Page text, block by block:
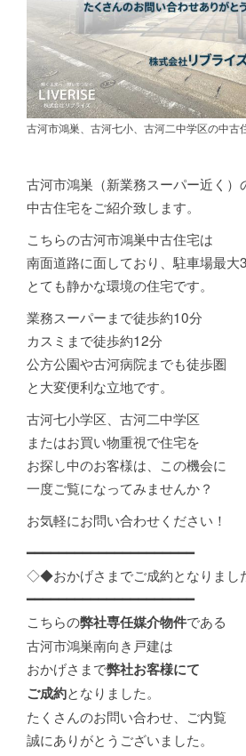
古河市鴻巣、古河七小、古河二中学区の中古
古河市鴻巣（新業務スーパー近く）
中古住宅をご紹介致します。
こちらの古河市鴻巣中古住宅は
南面道路に面しており、駐車場最大
とても静かな環境の住宅です。
業務スーパーまで徒歩約10分
カスミまで徒歩約12分
公方公園や古河病院までも徒歩圏
と大変便利な立地です。
古河七小学区、古河二中学区
またはお買い物重視で住宅を
お探し中のお客様は、この機会に
一度ご覧になってみませんか？
お気軽にお問い合わせください！
━━━━━━━━━━━━━━━━━━━━━
◇◆おかげさまでご成約となりま
━━━━━━━━━━━━━━━━━━━━━
こちらの弊社専任媒介物件である
古河市鴻巣南向き戸建は
おかげさまで弊社お客様にて
ご成約となりました。
たくさんのお問い合わせ、ご内覧
誠にありがとうございました。